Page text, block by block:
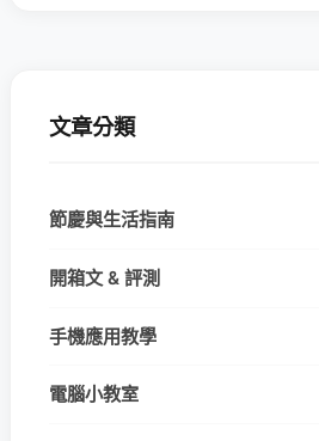
文章分類
節慶與生活指南
開箱文 & 評測
手機應用教學
電腦小教室